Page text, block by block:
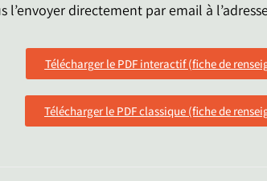
directement par email à
Télécharger le PDF interactif (fiche de
Télécharger le PDF classique (fiche de